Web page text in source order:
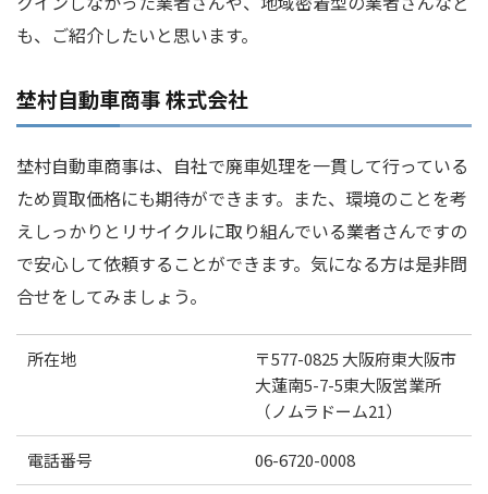
も、ご紹介したいと思います。
埜村自動車商事 株式会社
埜村自動車商事は、自社で廃車処理を一貫して行っている
ため買取価格にも期待ができます。また、環境のことを考
えしっかりとリサイクルに取り組んでいる業者さんですの
で安心して依頼することができます。気になる方は是非問
合せをしてみましょう。
所在地
〒577-0825 大阪府東大阪市
大蓮南5-7-5東大阪営業所
（ノムラドーム21）
電話番号 06-6720-0008